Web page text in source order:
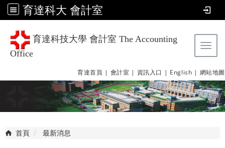
育達科大 會計室
育達科技大學 會計室 The Accounting
Office
育達首頁 | 會計室 | 資訊入口 | English | 網站地圖
首頁 最新消息